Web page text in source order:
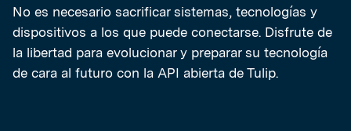
No es necesario sacrificar sistemas, tecnologías y
dispositivos a los que puede conectarse. Disfrute de
la libertad para evolucionar y preparar su tecnología
de cara al futuro con la API abierta de Tulip.